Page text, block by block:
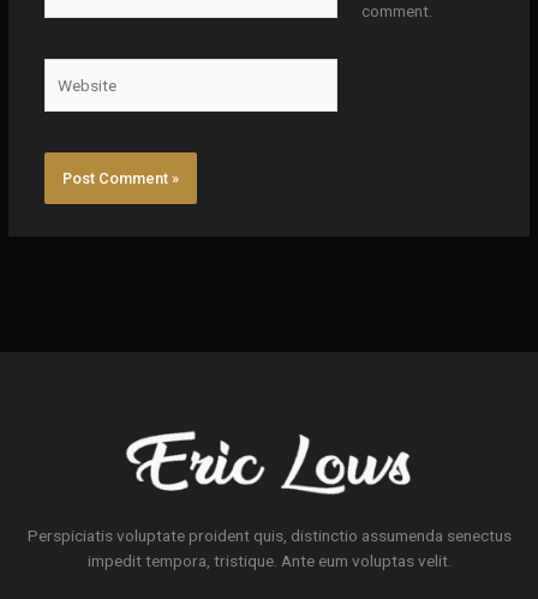
comment.
Perspiciatis voluptate proident quis, distinctio assumenda senectus
impedit tempora, tristique. Ante eum voluptas velit.